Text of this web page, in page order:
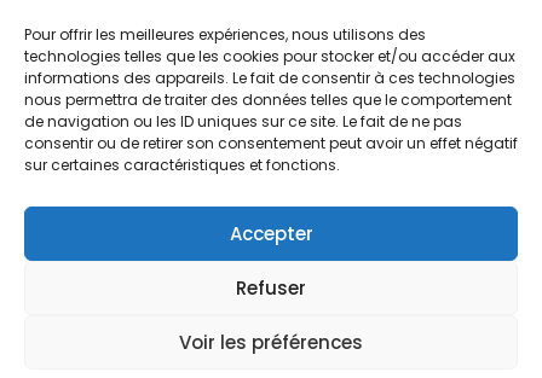
Pour offrir les meilleures expériences, nous utilisons des
technologies telles que les cookies pour stocker et/ou accéder aux
informations des appareils. Le fait de consentir à ces technologies
nous permettra de traiter des données telles que le comportement
de navigation ou les ID uniques sur ce site. Le fait de ne pas
consentir ou de retirer son consentement peut avoir un effet négatif
sur certaines caractéristiques et fonctions.
Accepter
Refuser
Voir les préférences
© Home-magazine.fr
Conditions générales